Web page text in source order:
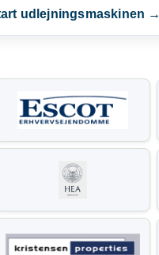
udlejningsmaskinen →